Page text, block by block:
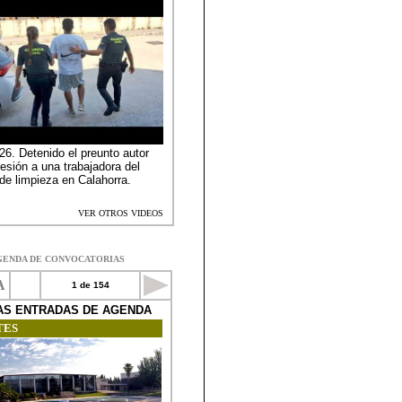
DE CONVOCATORIAS